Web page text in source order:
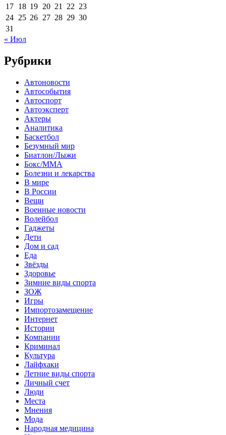
17 18 19 20 21 22 23
24 25 26 27 28 29 30
31
« Июл
Рубрики
Автоновости
Автособытия
Автоспорт
Автоэксперт
Актеры
Аналитика
Баскетбол
Безумный мир
Биатлон/Лыжи
Бокс/MMA
Болезни и лекарства
В мире
В России
Вещи
Военные новости
Волейбол
Гаджеты
Дети
Дом и сад
Еда
Звёзды
Здоровье
Зимние виды спорта
ЗОЖ
Игры
Импортозамещение
Интернет
Истории
Компании
Криминал
Культура
Лайфхаки
Летние виды спорта
Личный счет
Люди
Места
Мнения
Мода
Народная медицина